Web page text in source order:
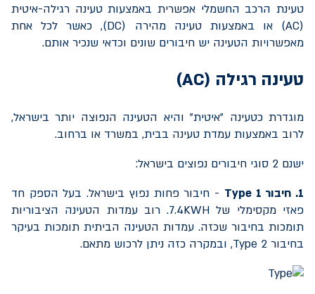
טעינת הרכב החשמלי אפשרית באמצעות טעינה רגילה-איטית
(
AC) או באמצעות טעינה מהירה (DC), כאשר לכל אחת
מאפשרויות הטעינה יש חיבורים שונים וכדאי שנכיר אותם.
טעינה רגילה (AC
)
מוגדרת כטעינה "איטית" והיא הטעינה הנפוצה יותר בישראל,
לרוב באמצעות עמדת טעינה בבית, במשרד או ברחוב.
ישנם 2 סוגי חיבורים נפוצים בישראל:
1. חיבור
Type 1 - חיבור פחות נפוץ בישראל. בעל הספק חד
פאזי מקסימלי של 7.4KWH. רוב עמדות הטעינה הציבוריות
תומכות בחיבור שכזה. עמדות הטעינה הביתית תומכות בעיקר
בחיבור Type 2, ובמקרה כזה ניתן לרכוש מתאם.